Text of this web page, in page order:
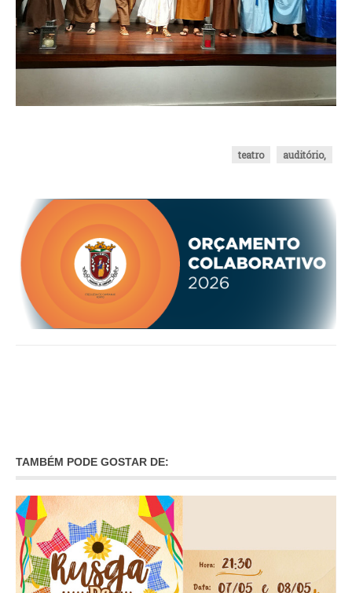
O GABINETE
APOIO AOS DESEMPREGADOS
APOIO ÀS EMPRESAS
OFERTAS DE EMPREGO
teatro auditório,
TAMBÉM PODE GOSTAR DE: